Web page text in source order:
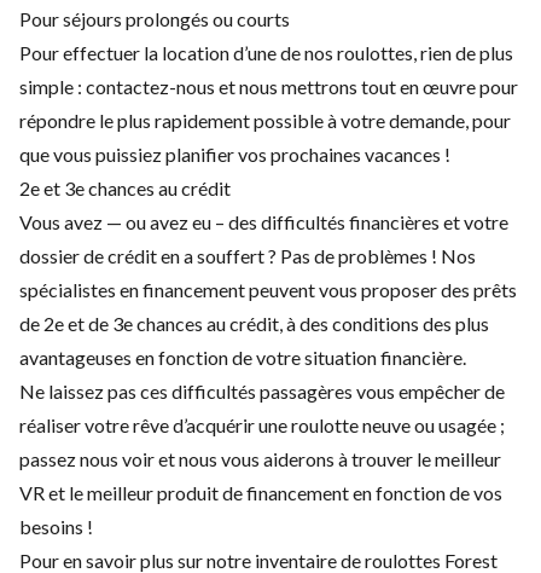
Pour séjours prolongés ou courts
Pour effectuer la location d’une de nos roulottes, rien de plus
simple : contactez-nous et nous mettrons tout en œuvre pour
répondre le plus rapidement possible à votre demande, pour
que vous puissiez planifier vos prochaines vacances !
2e et 3e chances au crédit
Vous avez — ou avez eu – des difficultés financières et votre
dossier de crédit en a souffert ? Pas de problèmes ! Nos
spécialistes en financement peuvent vous proposer des prêts
de 2e et de 3e chances au crédit, à des conditions des plus
avantageuses en fonction de votre situation financière.
Ne laissez pas ces difficultés passagères vous empêcher de
réaliser votre rêve d’acquérir une roulotte neuve ou usagée ;
passez nous voir et nous vous aiderons à trouver le meilleur
VR et le meilleur produit de financement en fonction de vos
besoins !
Pour en savoir plus sur notre inventaire de roulottes Forest